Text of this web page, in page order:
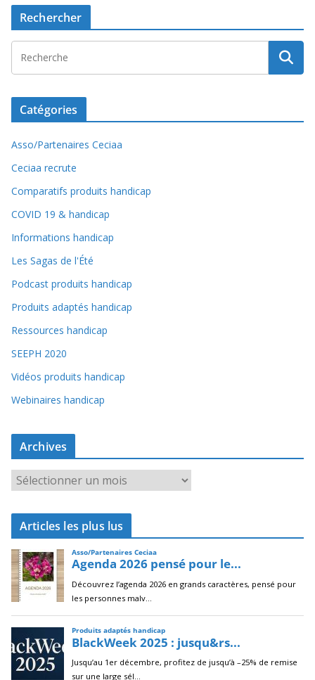
Rechercher
Catégories
Asso/Partenaires Ceciaa
Ceciaa recrute
Comparatifs produits handicap
COVID 19 & handicap
Informations handicap
Les Sagas de l'Été
Podcast produits handicap
Produits adaptés handicap
Ressources handicap
SEEPH 2020
Vidéos produits handicap
Webinaires handicap
Archives
r
c
i
v
e
s
Articles les plus lus